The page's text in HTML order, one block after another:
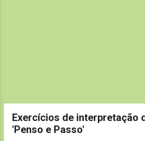
Exercícios de interpretação
'Penso e Passo'